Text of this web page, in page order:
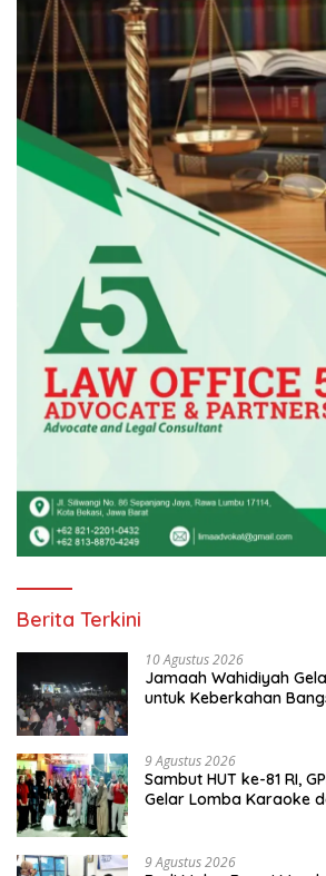
Berita Terkini
10 Agustus 2026
Jamaah Wahidiyah
untuk Keberkahan
9 Agustus 2026
Sambut HUT ke-81 RI,
Gelar Lomba Karaoke
9 Agustus 2026